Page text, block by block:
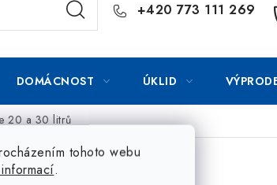
tohoto webu
.
+420 773 111 269
DOMÁCNOST ÚKLID
20 a 30 litrů